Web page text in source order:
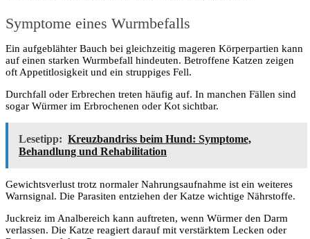
Symptome eines Wurmbefalls
Ein aufgeblähter Bauch bei gleichzeitig mageren Körperpartien kann
auf einen starken Wurmbefall hindeuten. Betroffene Katzen zeigen
oft Appetitlosigkeit und ein struppiges Fell.
Durchfall oder Erbrechen treten häufig auf. In manchen Fällen sind
sogar Würmer im Erbrochenen oder Kot sichtbar.
Lesetipp: Kreuzbandriss beim Hund: Symptome,
Behandlung und Rehabilitation
Gewichtsverlust trotz normaler Nahrungsaufnahme ist ein weiteres
Warnsignal. Die Parasiten entziehen der Katze wichtige Nährstoffe.
Juckreiz im Analbereich kann auftreten, wenn Würmer den Darm
verlassen. Die Katze reagiert darauf mit verstärktem Lecken oder